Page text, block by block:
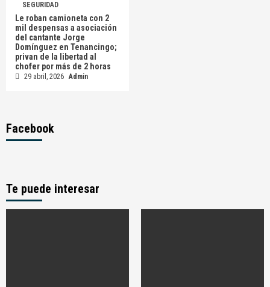
SEGURIDAD
Le roban camioneta con 2
mil despensas a asociación
del cantante Jorge
Domínguez en Tenancingo;
privan de la libertad al
chofer por más de 2 horas
29 abril, 2026 Admin
Facebook
Te puede interesar